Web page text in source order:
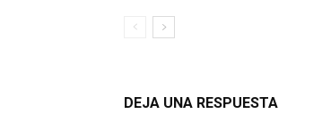
DEJA UNA RESPUESTA